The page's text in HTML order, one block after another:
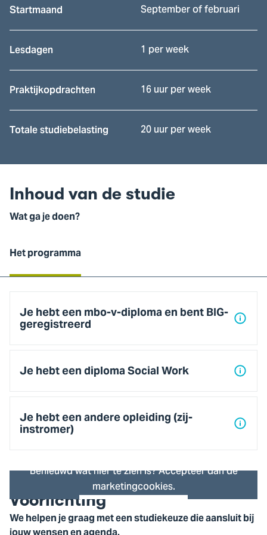
Startmaand September of februari
Lesdagen 1 per week
Praktijkopdrachten 16 uur per week
Totale studiebelasting 20 uur per week
Inhoud van de studie
Wat ga je doen?
Het programma
programma
Je hebt een mbo-v-diploma en bent BIG-
geregistreerd
Je hebt een diploma Social Work
Je hebt een andere opleiding (zij-
instromer)
Benieuwd wat hier te zien is? Accepteer dan de
marketingcookies.
Cookie instellingen
Voorlichting
We helpen je graag met een studiekeuze die aansluit bij